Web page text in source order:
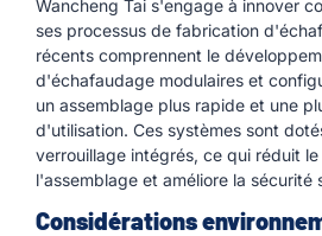
Wancheng Tai s'engage à innover
ses processus de fabrication
récents comprennent le
d'échafaudage modulaires et
un assemblage plus rapide et une
d'utilisation. Ces systèmes sont
verrouillage intégrés, ce qui réduit
l'assemblage et améliore la sécurité
Considérations